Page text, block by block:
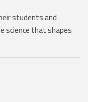
students and
science that shapes